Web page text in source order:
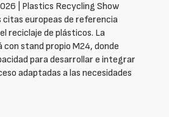
| Plastics Recycling Show
citas europeas de referencia
reciclaje de plásticos. La
stand propio M24, donde
para desarrollar e integrar
adaptadas a las necesidades